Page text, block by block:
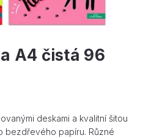
A4 čistá 96
deskami a kvalitní šitou
bezdřevého papíru. Různé